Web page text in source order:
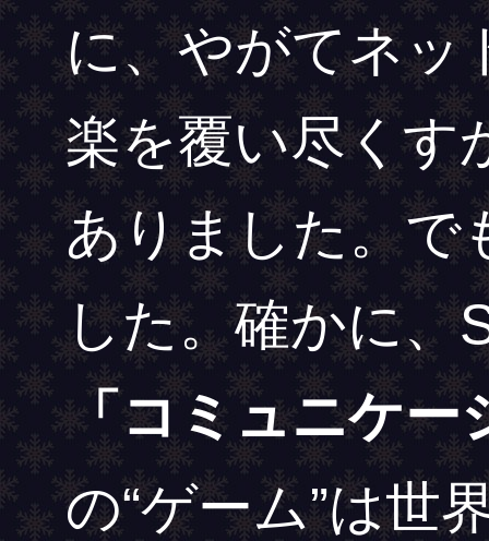
に、やがてネッ
楽を覆い尽くす
ありました。で
した。確かに、
「コミュニケー
の“ゲーム”は世